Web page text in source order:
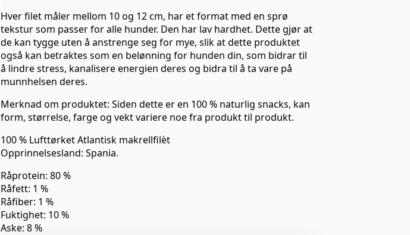
Hver filet måler mellom 10 og 12 cm, har et format med en sprø
tekstur som passer for alle hunder. Den har lav hardhet. Dette gjør at
de kan tygge uten å anstrenge seg for mye, slik at dette produktet
også kan betraktes som en belønning for hunden din, som bidrar til
å lindre stress, kanalisere energien deres og bidra til å ta vare på
munnhelsen deres.
Merknad om produktet: Siden dette er en 100 % naturlig snacks, kan
form, størrelse, farge og vekt variere noe fra produkt til produkt.
100 % Lufttørket Atlantisk makrellfilèt
Opprinnelsesland: Spania.
Råprotein: 80 %
Råfett: 1 %
Råfiber: 1 %
Fuktighet: 10 %
Aske: 8 %